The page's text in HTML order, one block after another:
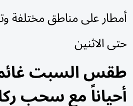
أمطار على مناطق مختلفة
حتى الاثنين
طقس السبت غائم
أحياناً مع سحب